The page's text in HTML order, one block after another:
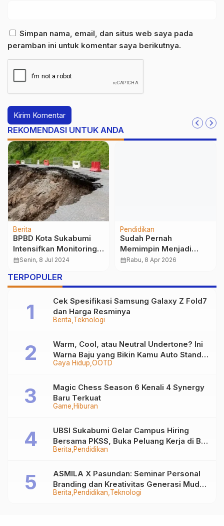
Simpan nama, email, dan situs web saya pada
peramban ini untuk komentar saya berikutnya.
REKOMENDASI UNTUK ANDA
Berita
BPBD Kota Sukabumi
Intensifkan Monitoring
di Lokasi Rawan
calendar_monthSenin, 8 Jul 2024
Pendidikan
Sudah Pernah
Memimpin Menjadi
Ketua OSIS, Masa Masih
calendar_monthRabu, 8 Apr 2026
TERPOPULER
Berita Teknologi
Cek Spesifikasi Samsung Galaxy Z Fold7
dan Harga Resminya
Gaya Hidup OOTD
Warm, Cool, atau Neutral Undertone? Ini
Warna Baju yang Bikin Kamu Auto Stand
Out
Game Hiburan
Magic Chess Season 6 Kenali 4 Synergy
Baru Terkuat
Berita Pendidikan
UBSI Sukabumi Gelar Campus Hiring
Bersama PKSS, Buka Peluang Kerja di BRI
Group
Berita Pendidikan Teknologi
ASMILA X Pasundan: Seminar Personal
Branding dan Kreativitas Generasi Muda
Bersama SDKF